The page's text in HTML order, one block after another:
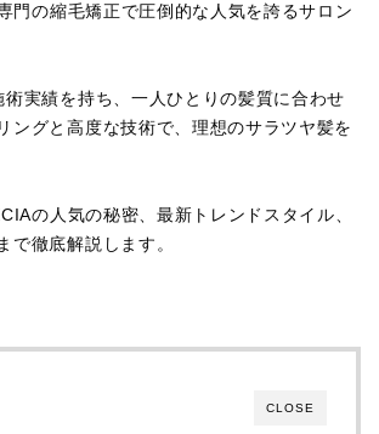
門の縮毛矯正で圧倒的な人気を誇るサロン
実績を持ち、一人ひとりの髪質に合わせ
ングと高度な技術で、理想のサラツヤ髪を
の人気の秘密、最新トレンドスタイル、
で徹底解説します。
CLOSE